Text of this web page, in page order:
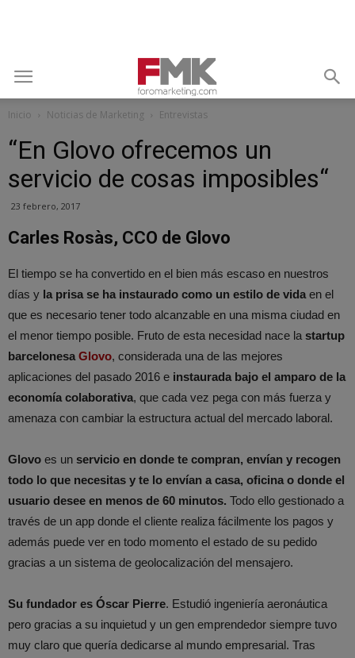
Inicio Noticias de Marketing Entrevistas
“En Glovo ofrecemos un
servicio de cosas imposibles“
23 febrero, 2017
Carles Rosàs, CCO de Glovo
El tiempo se ha convertido en el bien más escaso en nuestros
días y la prisa se ha instaurado como un estilo de vida en el
que es necesario tener todo alcanzable en una misma ciudad en
el menor tiempo posible. Fruto de esta necesidad nace la startup
barcelonesa Glovo, considerada una de las mejores
aplicaciones del pasado 2016 e instaurada bajo el amparo de la
economía colaborativa, que cada vez pega con más fuerza y
amenaza con cambiar la estructura actual del mercado laboral.
Glovo es un servicio en donde te compran, envían y recogen
todo lo que necesitas y te lo envían a casa, oficina o donde el
usuario desee en menos de 60 minutos. Todo ello gestionado a
través de un app donde el cliente realiza fácilmente los pagos y
además puede ver en todo momento el estado de su pedido
gracias a un sistema de geolocalización del mensajero.
Su fundador es Óscar Pierre. Estudió ingeniería aeronáutica
pero gracias a su inquietud y un gen emprendedor siempre tuvo
muy claro que quería dedicarse al mundo empresarial. Tras